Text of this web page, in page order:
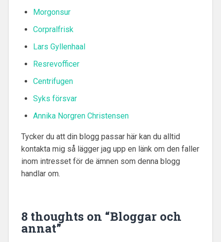
Morgonsur
Corpralfrisk
Lars Gyllenhaal
Resrevofficer
Centrifugen
Syks försvar
Annika Norgren Christensen
Tycker du att din blogg passar här kan du alltid
kontakta mig så lägger jag upp en länk om den faller
inom intresset för de ämnen som denna blogg
handlar om.
8 thoughts on “Bloggar och
annat”